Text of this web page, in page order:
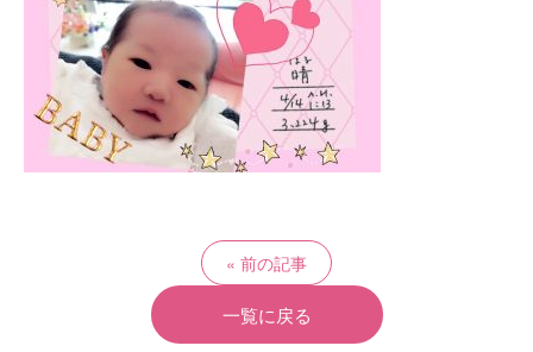
前の記事
一覧に戻る